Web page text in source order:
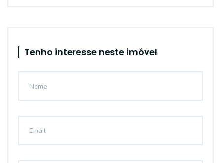
Tenho interesse neste imóvel